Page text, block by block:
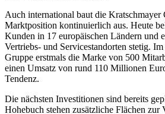
Auch international baut die Kratschmayer
Marktposition kontinuierlich aus. Heute
Kunden in 17 europäischen Ländern und
Vertriebs- und Servicestandorten stetig.
Gruppe erstmals die Marke von 500
einen Umsatz von rund 110 Millionen
Tendenz.
Die nächsten Investitionen sind bereits
Hohebuch stehen zusätzliche Flächen zur